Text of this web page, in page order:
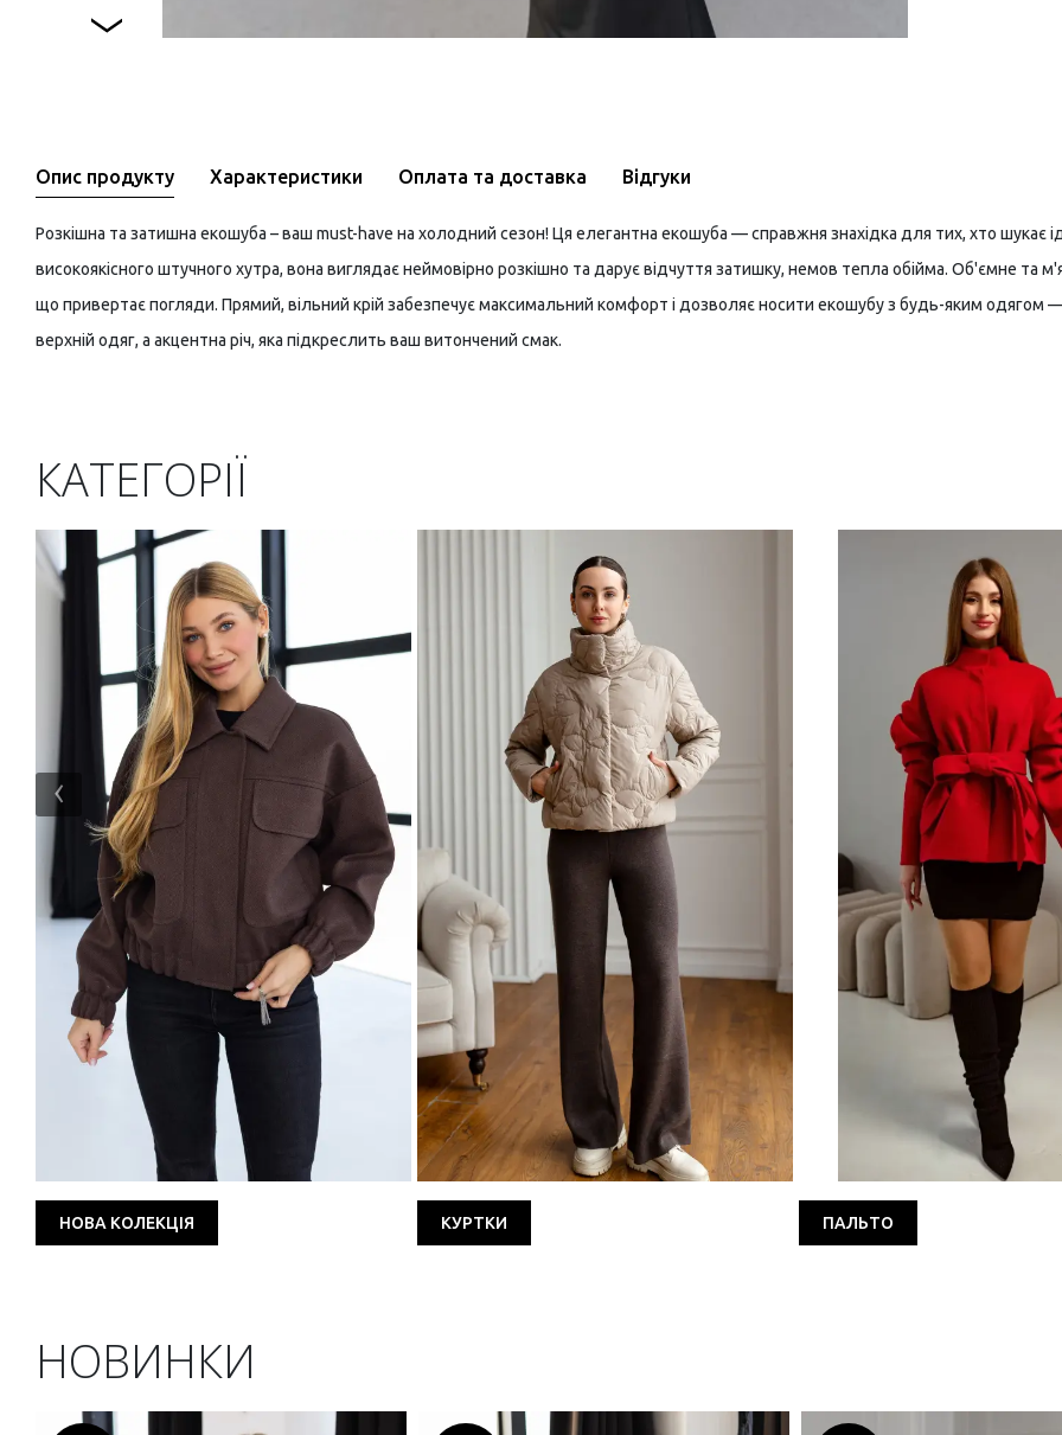
Опис продукту Характеристики Оплата та доставка Відгуки
Розкішна та затишна екошуба – ваш must-have на холодний сезон! Ця елегантна екошуба — справжня знахідка для тих, хто
високоякісного штучного хутра, вона виглядає неймовірно розкішно та дарує відчуття затишку, немов тепла обійма. Об'ємне
що привертає погляди. Прямий, вільний крій забезпечує максимальний комфорт і дозволяє носити екошубу з будь-яким одягом
верхній одяг, а акцентна річ, яка підкреслить ваш витончений смак.
КАТЕГОРІЇ
НОВА КОЛЕКЦІЯ КУРТКИ ПАЛЬТО
‹
НОВИНКИ